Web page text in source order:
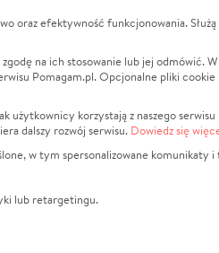
LGBTQ+
Powódź
Wichura
Religia
Edukacja
oraz efektywność funkcjonowania.
na ich stosowanie lub jej odmówić. W
Pomagam.pl. Opcjonalne pliki cookie
użytkownicy korzystają z naszego serwisu
dalszy rozwój serwisu. Dowiedz się
w tym spersonalizowane komunikaty i
lub retargetingu.